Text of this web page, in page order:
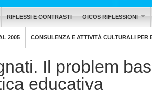
RIFLESSI E CONTRASTI OICOS RIFLESSIONI
2005 CONSULENZA E ATTIVITÀ CULTURALI PER
Il problem
educativa